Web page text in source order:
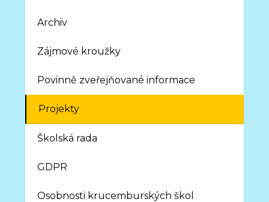
Archiv
Zájmové kroužky
Povinně zveřejňované informace
Projekty
Školská rada
GDPR
Osobnosti krucemburských škol